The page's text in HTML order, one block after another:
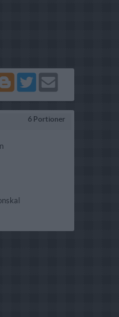
Del
på
Twitter
Send
6 Portioner